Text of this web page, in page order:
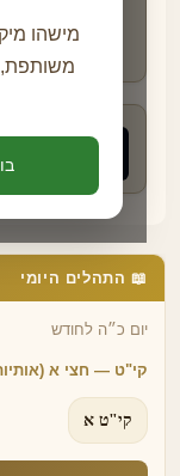
מישהו
משותפת,
בואו
📖 התהלים היומי
יום כ״ה לחודש
קי"ט — חצי א
קי"ט א